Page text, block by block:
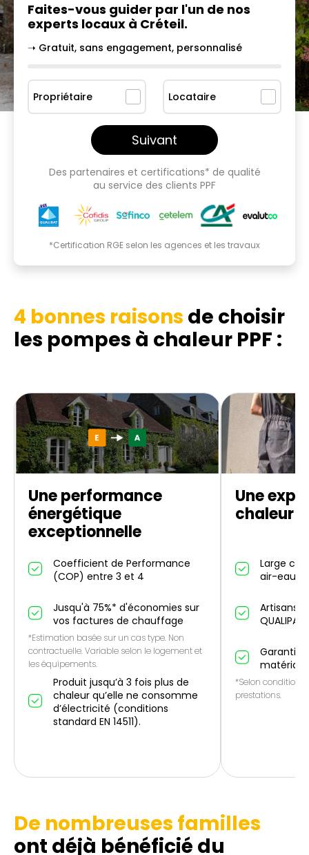
Faites-vous guider par l'un de nos
experts locaux à Créteil.
➝ Gratuit, sans engagement, personnalisé
Propriétaire Locataire
Suivant
Des partenaires et certifications* de qualité
au service des clients PPF
*Certification RGE selon les agences et les travaux
4 bonnes raisons de choisir
les pompes à chaleur PPF :
Une performance
énergétique
exceptionnelle
Coefficient de Performance
(COP) entre 3 et 4
Jusqu'à 75%* d'économies sur
vos factures de chauffage
*Estimation basée sur un cas type. Non
contractuelle. Variable selon le logement et
les équipements.
Produit jusqu’à 3 fois plus de
chaleur qu’elle ne consomme
d’électricité (conditions
standard EN 14511).
Une
chaleur
Large
air-eau
Artisans
QUALIPAC
Garantie
matériaux
*Selon conditions
prestations.
De nombreuses familles
ont déjà bénéficié du